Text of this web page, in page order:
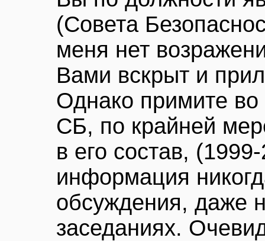
(Совета
меня нет
Вами вскрыт и
Однако примите
СБ, по крайней
в его состав,
информация
обсуждения, даже
заседаниях.